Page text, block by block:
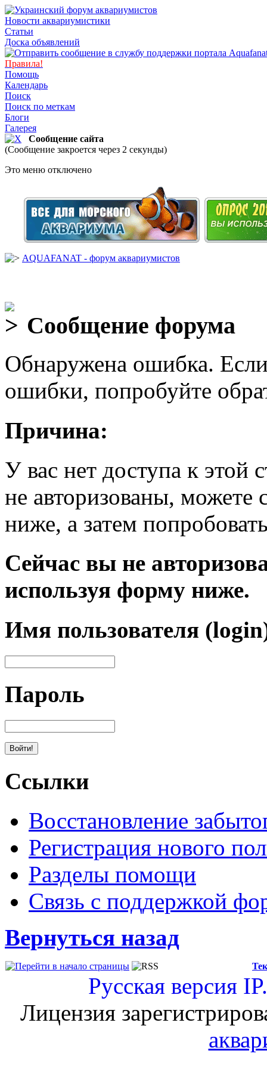
Новости аквариумистики
Статьи
Доска объявлений
Правила!
Помощь
Календарь
Поиск
Поиск по меткам
Блоги
Галерея
Сообщение сайта
(Сообщение закроется через 2 секунды)
Это меню отключено
AQUAFANAT - форум аквариумистов
Сообщение форума
Обнаружена ошибка.
ошибки, попробуйте
Причина:
У вас нет доступа к
не авторизованы, можете
ниже, а затем
Сейчас вы не
используя форму ниже.
Имя пользователя
Пароль
Ссылки
Восстановление
Регистрация нового
Разделы помощи
Связь с поддержкой
Вернуться назад
Русская версия
Лицензия